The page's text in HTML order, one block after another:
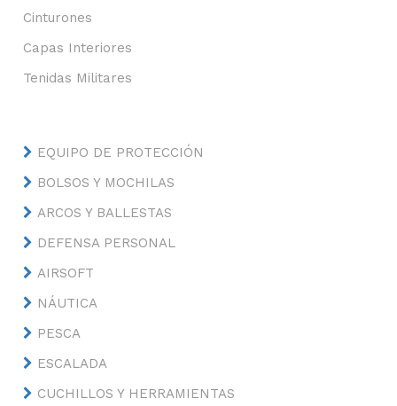
Cinturones
Capas Interiores
Tenidas Militares
EQUIPO DE PROTECCIÓN
BOLSOS Y MOCHILAS
ARCOS Y BALLESTAS
DEFENSA PERSONAL
AIRSOFT
NÁUTICA
PESCA
ESCALADA
CUCHILLOS Y HERRAMIENTAS